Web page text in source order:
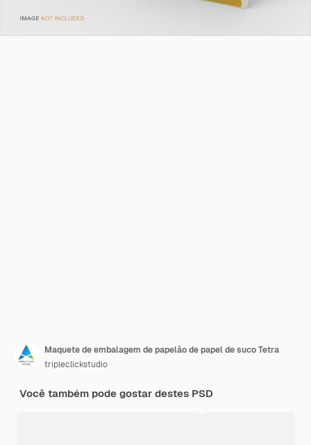
Maquete de embalagem de papelão de papel de suco Tetra
tripleclickstudio
Você também pode gostar destes PSD